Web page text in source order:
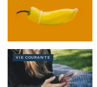
VIE COURANTE